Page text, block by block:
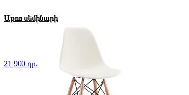
Աթոռ սեմինարի
21 900 դր.